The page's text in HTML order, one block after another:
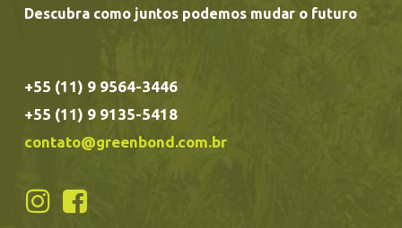
Descubra como juntos podemos mudar o futuro
+55 (11) 9 9564-3446
+55 (11) 9 9135-5418
contato@greenbond.com.br